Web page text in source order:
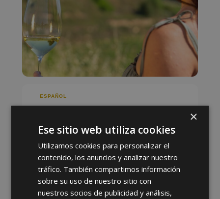
ESPAÑOL
Recorre a través de la degustación
guiada de nuestros vinos los paisajes de
25 € RESERVAR ENESPAÑOL
×
Ese sitio web utiliza cookies
Utilizamos cookies para personalizar el
contenido, los anuncios y analizar nuestro
tráfico. También compartimos información
sobre su uso de nuestro sitio con
nuestros socios de publicidad y análisis,